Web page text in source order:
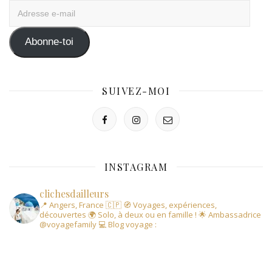
mail Abonne-toi
SUIVEZ-MOI
INSTAGRAM
clichesdailleurs
📍 Angers, France 🇨🇵 🧭 Voyages, expériences,
découvertes 🌍 Solo, à deux ou en famille ! 🌟 Ambassadrice
@voyagefamily 💻 Blog voyage :